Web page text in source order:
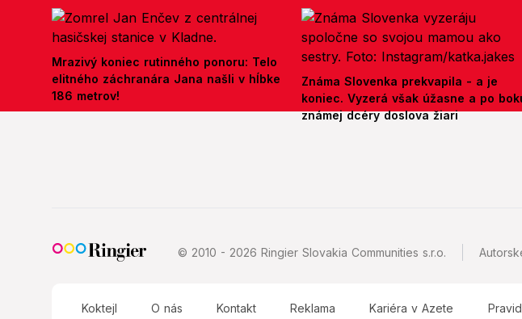
Mrazivý koniec rutinného ponoru: Telo
elitného záchranára Jana našli v hĺbke
186 metrov!
Známa Slovenka prekvapila - a je
koniec. Vyzerá však úžasne a po
známej dcéry doslova žiari
© 2010 - 2026 Ringier Slovakia Communities s.r.o.
Koktejl O nás Kontakt Reklama Kariéra v Azete